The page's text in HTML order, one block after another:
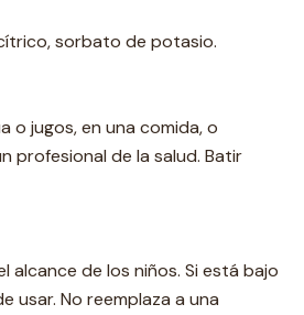
sorbato de potasio.
o jugos, en una comida, o
profesional de la salud. Batir
alcance de los niños. Si está bajo
usar. No reemplaza a una